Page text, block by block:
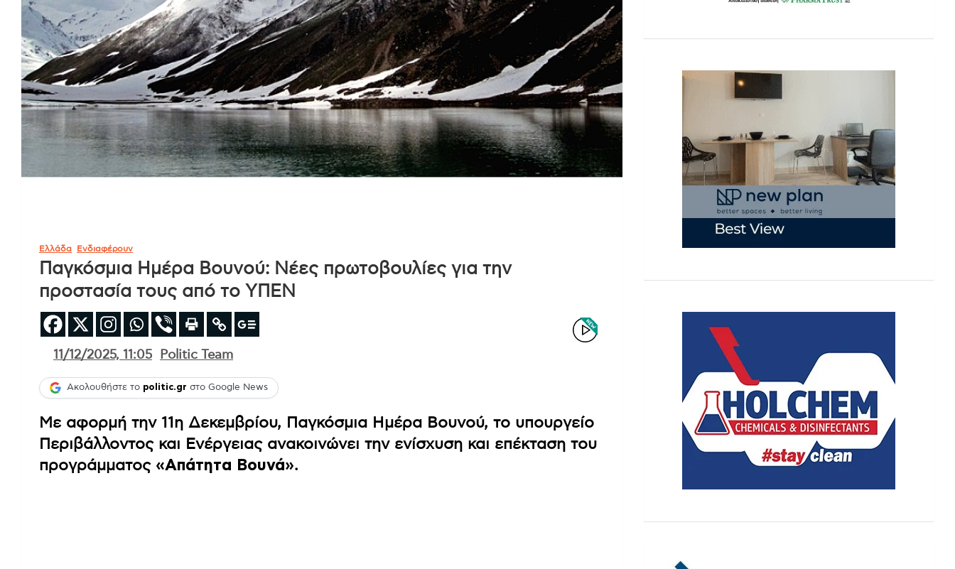
Ελλάδα Ενδιαφέρουν
Παγκόσμια Ημέρα Βουνού: Νέες πρωτοβουλίες για την
προστασία τους από το ΥΠΕΝ
11/12/2025, 11:05 Politic Team
Ακολουθήστε το politic.gr στο Google News
Με αφορμή την 11η Δεκεμβρίου, Παγκόσμια Ημέρα Βουνού, το υπουργείο
Περιβάλλοντος και Ενέργειας ανακοινώνει την ενίσχυση και επέκταση του
προγράμματος «Απάτητα Βουνά».